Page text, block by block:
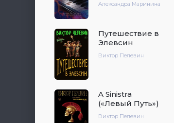
Александра Маринина
Путешествие в
Элевсин
Виктор Пелевин
A Sinistra
(«Левый Путь»)
Виктор Пелевин